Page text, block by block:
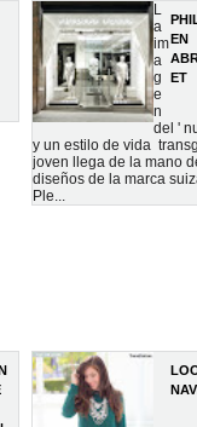
EN
ET
L
a
im
a
g
e
n
del '
y un estilo de vida
joven llega de la mano
diseños de la marca
Ple...